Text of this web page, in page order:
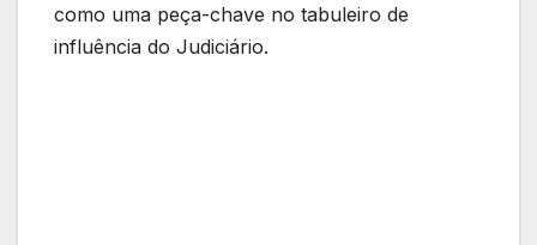
como uma peça-chave no tabuleiro de
influência do Judiciário.